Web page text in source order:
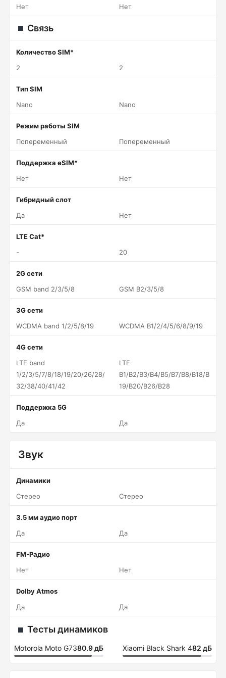
Нет
Нет
Связь
Количество SIM*
2
2
Тип SIM
Nano
Nano
Режим работы SIM
Попеременный
Попеременный
Поддержка eSIM*
Нет
Нет
Гибридный слот
Да
Нет
LTE Cat*
-
20
2G сети
GSM band 2/3/5/8
GSM B2/3/5/8
3G сети
WCDMA band 1/2/5/8/19
WCDMA B1/2/4/5/6/8/9/19
4G сети
LTE band
1/2/3/5/7/8/18/19/20/26/28/
32/38/40/41/42
LTE
B1/B2/B3/B4/B5/B7/B8/B18/B
19/B20/B26/B28
Поддержка 5G
Да
Да
Звук
Динамики
Стерео
Стерео
3.5 мм аудио порт
Да
Да
FM-Радио
Нет
Нет
Dolby Atmos
Да
Да
Тесты динамиков
Motorola Moto G7380.9 дБ Xiaomi Black Shark 482 дБ